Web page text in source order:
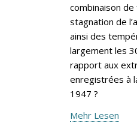
combinaison
stagnation de
ainsi des
largement les
rapport aux
enregistrées à
1947 ?
Mehr Lesen